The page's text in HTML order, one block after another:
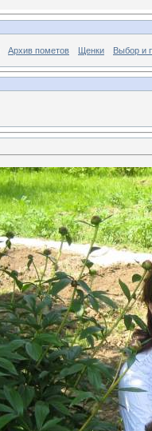
Архив пометов Щенки Выбор и